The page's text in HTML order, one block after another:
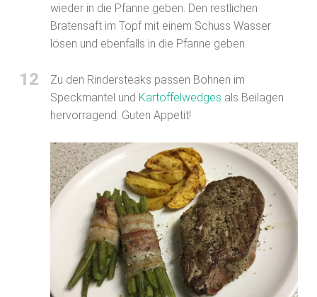
wieder in die Pfanne geben. Den restlichen
Bratensaft im Topf mit einem Schuss Wasser
lösen und ebenfalls in die Pfanne geben.
12
Zu den Rindersteaks passen Bohnen im
Speckmantel und Kartoffelwedges als Beilagen
hervorragend. Guten Appetit!